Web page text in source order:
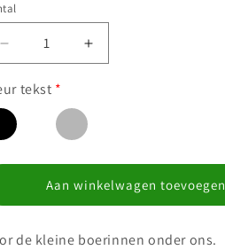
Aantal
verlagen
voor
Sweater
Boerin
in
opleiding
Aantal
verhogen
Boerin
opleiding
tekst *
Aan winkelwagen toevoegen
de kleine boerinnen onder ons.